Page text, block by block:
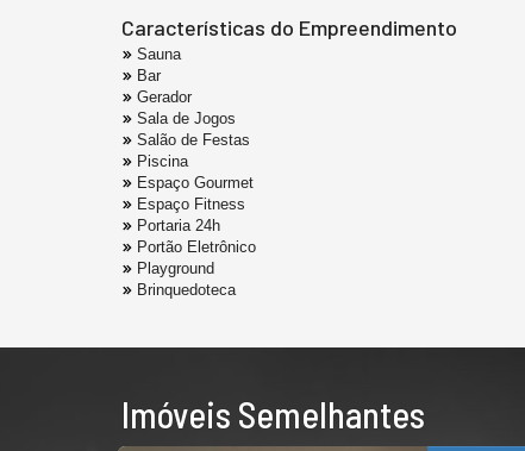
Características do Empreendimento
Sauna
Bar
Gerador
Sala de Jogos
Salão de Festas
Piscina
Espaço Gourmet
Espaço Fitness
Portaria 24h
Portão Eletrônico
Playground
Brinquedoteca
Imóveis Semelhantes